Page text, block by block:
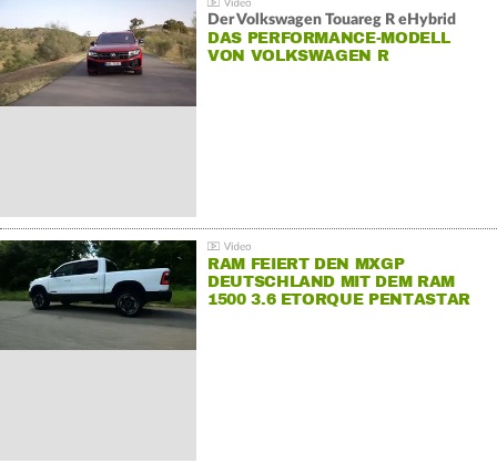
Der Volkswagen Touareg R eHybrid
DAS PERFORMANCE-MODELL
VON VOLKSWAGEN R
RAM FEIERT DEN MXGP
DEUTSCHLAND MIT DEM RAM
1500 3.6 ETORQUE PENTASTAR